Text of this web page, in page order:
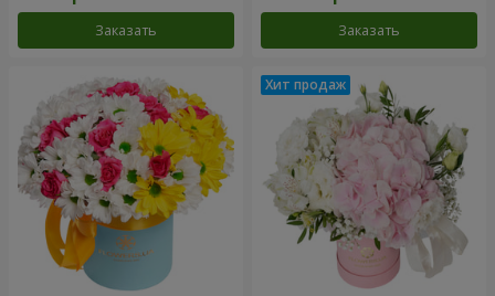
Заказать Заказать